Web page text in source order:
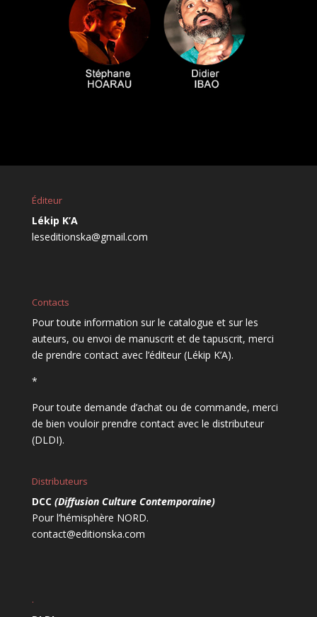
Éditeur
Lékip K’A
leseditionska@gmail.com
Contacts
Pour toute information sur le catalogue et sur les
auteurs, ou envoi de manuscrit et de tapuscrit, merci
de prendre contact avec l’éditeur (Lékip K’A).
*
Pour toute demande d’achat ou de commande, merci
de bien vouloir prendre contact avec le distributeur
(DLDI).
Distributeurs
DCC (Diffusion Culture Contemporaine)
Pour l’hémisphère NORD.
contact@editionska.com
.